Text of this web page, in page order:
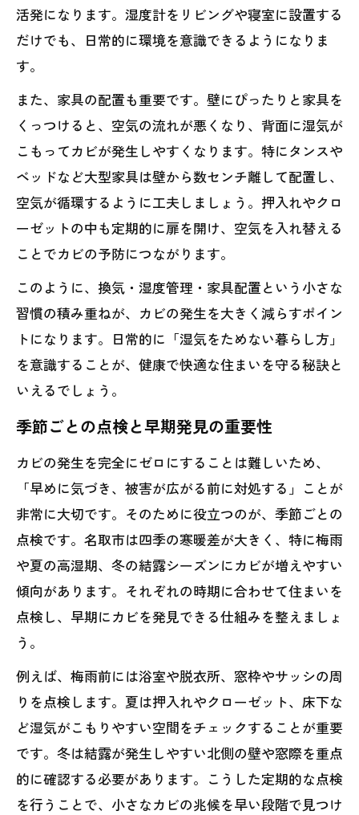
活発になります。湿度計をリビングや寝室に設置する
だけでも、日常的に環境を意識できるようになりま
す。
また、家具の配置も重要です。壁にぴったりと家具を
くっつけると、空気の流れが悪くなり、背面に湿気が
こもってカビが発生しやすくなります。特にタンスや
ベッドなど大型家具は壁から数センチ離して配置し、
空気が循環するように工夫しましょう。押入れやクロ
ーゼットの中も定期的に扉を開け、空気を入れ替える
ことでカビの予防につながります。
このように、換気・湿度管理・家具配置という小さな
習慣の積み重ねが、カビの発生を大きく減らすポイン
トになります。日常的に「湿気をためない暮らし方」
を意識することが、健康で快適な住まいを守る秘訣と
いえるでしょう。
季節ごとの点検と早期発見の重要性
カビの発生を完全にゼロにすることは難しいため、
「早めに気づき、被害が広がる前に対処する」ことが
非常に大切です。そのために役立つのが、季節ごとの
点検です。名取市は四季の寒暖差が大きく、特に梅雨
や夏の高湿期、冬の結露シーズンにカビが増えやすい
傾向があります。それぞれの時期に合わせて住まいを
点検し、早期にカビを発見できる仕組みを整えましょ
う。
例えば、梅雨前には浴室や脱衣所、窓枠やサッシの周
りを点検します。夏は押入れやクローゼット、床下な
ど湿気がこもりやすい空間をチェックすることが重要
です。冬は結露が発生しやすい北側の壁や窓際を重点
的に確認する必要があります。こうした定期的な点検
を行うことで、小さなカビの兆候を早い段階で見つけ